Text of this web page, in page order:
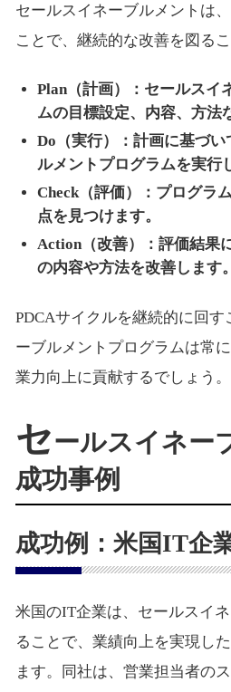
セールスイネーブルメントは
ことで、継続的な改善を図るこ
Plan（計画）：セールスイ
ムの目標設定、内容、方法
Do（実行）：計画に基づ
ルメントプログラムを実行
Check（評価）：プログラ
点を見つけます。
Action（改善）：評価結果
の内容や方法を改善します。
PDCAサイクルを継続的に回
ーブルメントプログラムは常
業力向上に貢献するでしょう。
セールスイネー
成功事例
成功例：米国IT企
米国のIT企業は、セールスイ
ることで、業績向上を実現し
ます。同社は、営業担当者の